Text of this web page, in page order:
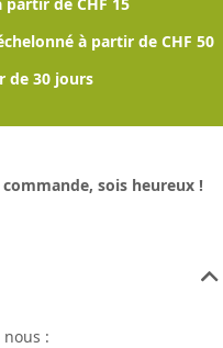
à partir de CHF 50
de 30 jours
sois heureux !
: